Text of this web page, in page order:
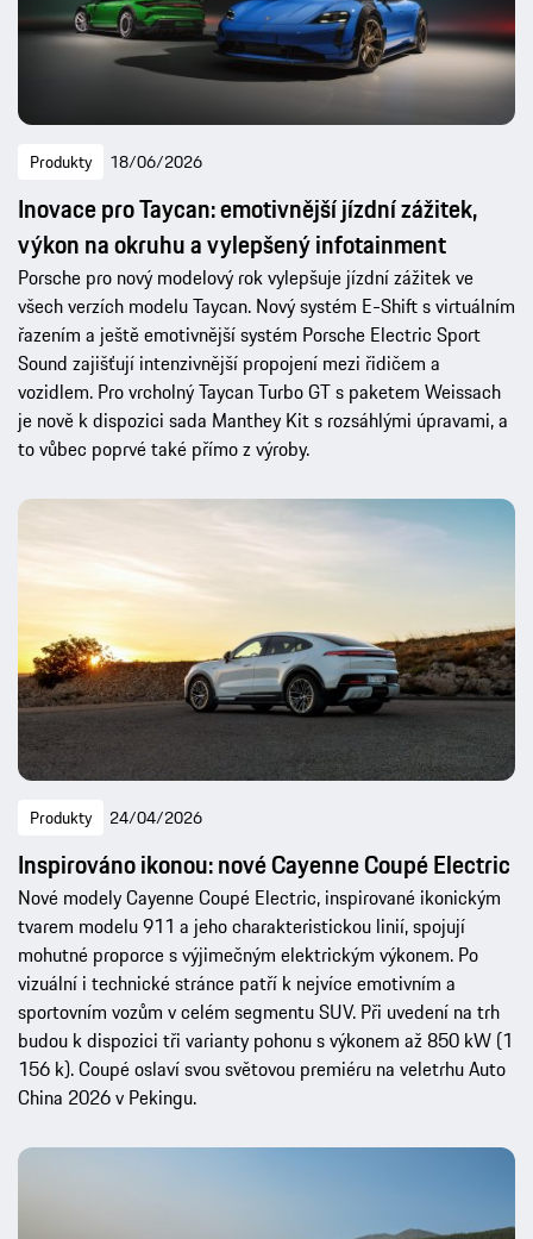
Produkty 18/06/2026
Inovace pro Taycan: emotivnější jízdní zážitek,
výkon na okruhu a vylepšený infotainment
Porsche pro nový modelový rok vylepšuje jízdní zážitek ve
všech verzích modelu Taycan. Nový systém E-Shift s virtuálním
řazením a ještě emotivnější systém Porsche Electric Sport
Sound zajišťují intenzivnější propojení mezi řidičem a
vozidlem. Pro vrcholný Taycan Turbo GT s paketem Weissach
je nově k dispozici sada Manthey Kit s rozsáhlými úpravami, a
to vůbec poprvé také přímo z výroby.
Produkty 24/04/2026
Inspirováno ikonou: nové Cayenne Coupé Electric
Nové modely Cayenne Coupé Electric, inspirované ikonickým
tvarem modelu 911 a jeho charakteristickou linií, spojují
mohutné proporce s výjimečným elektrickým výkonem. Po
vizuální i technické stránce patří k nejvíce emotivním a
sportovním vozům v celém segmentu SUV. Při uvedení na trh
budou k dispozici tři varianty pohonu s výkonem až 850 kW (1
156 k). Coupé oslaví svou světovou premiéru na veletrhu Auto
China 2026 v Pekingu.